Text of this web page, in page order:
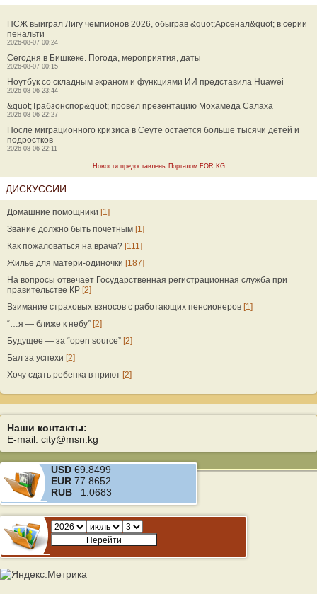
ПСЖ выиграл Лигу чемпионов 2026, обыграв &quot;Арсенал&quot; в серии
пенальти
2026-08-07 00:24
Сегодня в Бишкеке. Погода, мероприятия, даты
2026-08-07 00:15
Ноутбук со складным экраном и функциями ИИ представила Huawei
2026-08-06 23:44
&quot;Трабзонспор&quot; провел презентацию Мохамеда Салаха
2026-08-06 22:27
После миграционного кризиса в Сеуте остается больше тысячи детей и
подростков
2026-08-06 22:11
Новости предоставлены Порталом FOR.KG
ДИСКУССИИ
Домашние помощники [1]
Звание должно быть почетным [1]
Как пожаловаться на врача? [111]
Жилье для матери-одиночки [187]
На вопросы отвечает Государственная регистрационная служба при
правительстве КР [2]
Взимание страховых взносов с работающих пенсионеров [1]
“…я — ближе к небу” [2]
Будущее — за “open source” [2]
Бал за успехи [2]
Хочу сдать ребенка в приют [2]
Наши контакты:
E-mail: city@msn.kg
USD 69.8499
EUR 77.8652
RUB 1.0683